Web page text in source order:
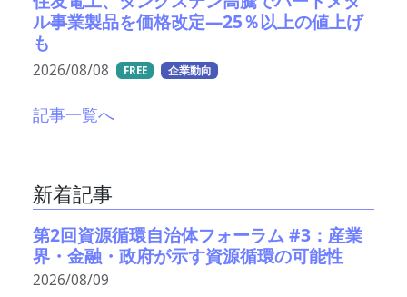
ル事業製品を価格改定―25％以上の値上げ
も
2026/08/08 FREE 企業動向
記事一覧へ
新着記事
第2回資源循環自治体フォーラム #3：産業
界・金融・政府が示す資源循環の可能性
2026/08/09